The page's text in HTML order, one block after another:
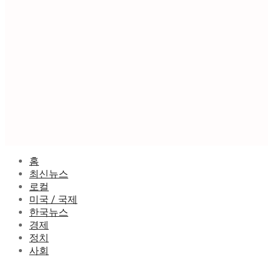
홈
최신뉴스
로컬
미국 / 국제
한국뉴스
경제
정치
사회